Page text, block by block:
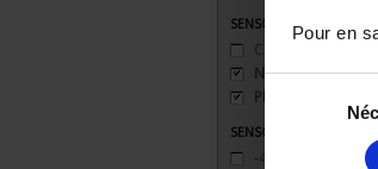
Pour en
Sélection
consentement
SENSORS - mechanical
Clip
None(1)
Plate
SENSORS - measurement
-40 to 200°C